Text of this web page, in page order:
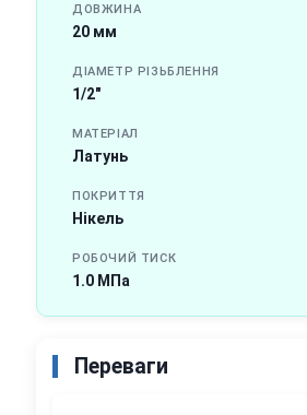
ДОВЖИНА
20 мм
ДІАМЕТР РІЗЬБЛЕННЯ
1/2"
МАТЕРІАЛ
Латунь
ПОКРИТТЯ
Нікель
РОБОЧИЙ ТИСК
1.0 МПа
Переваги